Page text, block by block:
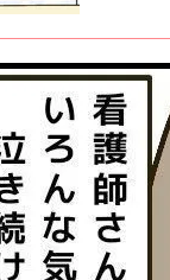
書いていき
で治療を受